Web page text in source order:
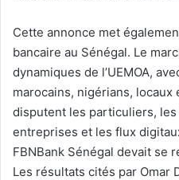
Cette annonce met
bancaire au Sénégal. Le
dynamiques de l’UEMOA,
marocains, nigérians,
disputent les particuliers, les
entreprises et les flux
FBNBank Sénégal devait se
Les résultats cités par Omar